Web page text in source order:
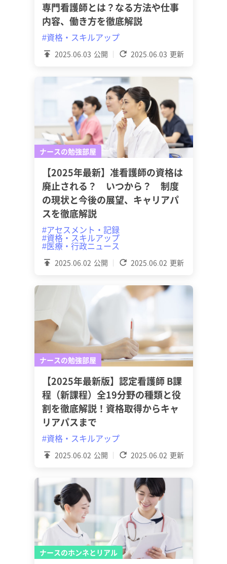
2025.06.03 公開 2025.06.03 更新
専門看護師とは？なる方法や仕事
内容、働き方を徹底解説
#資格・スキルアップ
ナースの勉強部屋
2025.06.02 公開 2025.06.02 更新
【2025年最新】准看護師の資格は
廃止される？ いつから？ 制度
の現状と今後の展望、キャリアパ
スを徹底解説
#アセスメント・記録
#資格・スキルアップ
#医療・行政ニュース
ナースの勉強部屋
2025.06.02 公開 2025.06.02 更新
【2025年最新版】認定看護師 B課
程（新課程）全19分野の種類と役
割を徹底解説！資格取得からキャ
リアパスまで
#資格・スキルアップ
ナースのホンネとリアル